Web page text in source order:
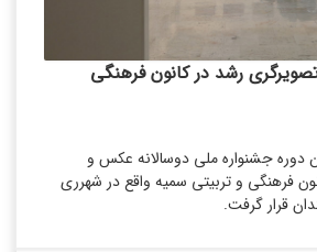
رشد در کانون فرهنگی
دوره جشنواره ملی دوسالانه عکس و
فرهنگی و تربیتی سمیه واقع در شهرری
قرار گرفت.